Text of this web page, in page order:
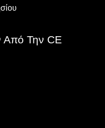
Από Την CE